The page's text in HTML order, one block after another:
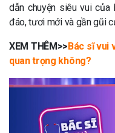
dẫn chuyện siêu vui
đáo, tươi mới và gần gũi
XEM THÊM>> Bác sĩ vui
quan trọng không?